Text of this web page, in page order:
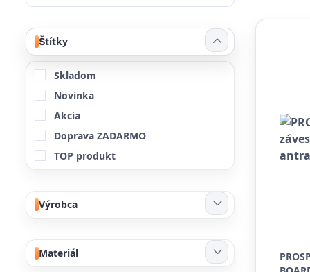
Štítky
Skladom
Novinka
Akcia
Doprava ZADARMO
TOP produkt
Výrobca
Materiál